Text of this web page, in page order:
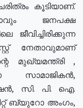
കൂടിയാണ്.
ജനപക്ഷ
നേതാവുമാണ്
മുഖ്യമന്ത്രി ,
സാമാജികൻ,
സി. പി. ഐ.
ബ്യുറോ അംഗം,